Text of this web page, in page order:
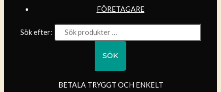
FÖRETAGARE
Sök efter:
SÖK
BETALA TRYGGT OCH ENKELT